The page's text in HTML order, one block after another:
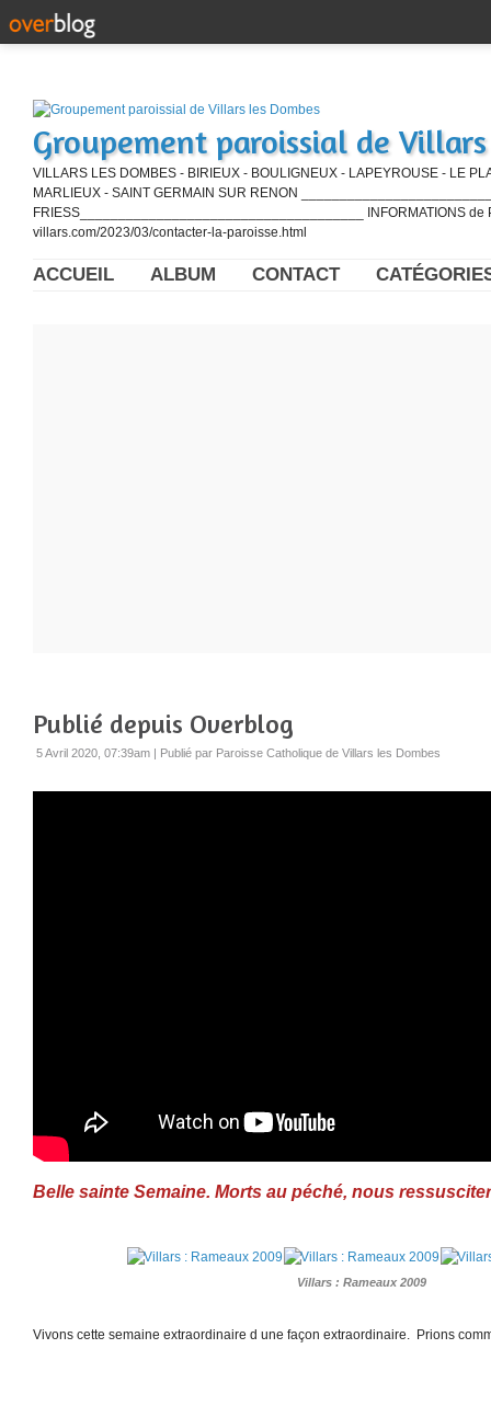
Groupement paroissial de
VILLARS LES DOMBES - BIRIEUX - BOULIGNEUX - LAPEYROUSE - LE
MARLIEUX - SAINT GERMAIN SUR RENON
FRIESS_____________________________________ INFORMATIONS de
villars.com/2023/03/contacter-la-paroisse.html
ACCUEIL ALBUM CONTACT
Publié depuis Overblog
5 Avril 2020, 07:39am | Publié par Paroisse Catholique de Villars les Dombes
Belle sainte Semaine. Morts au péché, nous
Villars : Rameaux 2009
Vivons cette semaine extraordinaire d une façon extraordinaire. Prions